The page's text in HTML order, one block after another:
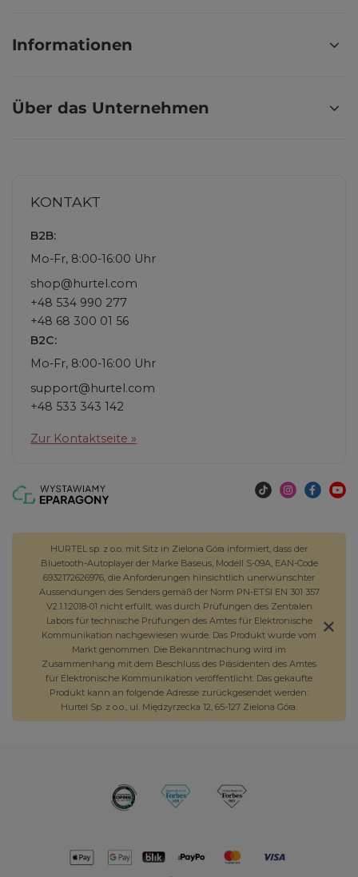
Informationen
Über das Unternehmen
KONTAKT
B2B:
Mo-Fr, 8:00-16:00 Uhr
shop@hurtel.com
+48 534 990 277
+48 68 300 01 56
B2C:
Mo-Fr, 8:00-16:00 Uhr
support@hurtel.com
+48 533 343 142
Zur Kontaktseite »
HURTEL sp. z o.o. mit Sitz in Zielona Góra informiert, dass der
Bluetooth-Autoplayer der Marke Baseus, Modell S-09A, EAN-Code
6932172626976, die Anforderungen hinsichtlich unerwünschter
Aussendungen des Senders gemäß der Norm PN-ETSI EN 301 357
V2.1.1:2018-01 nicht erfüllt, was durch Prüfungen des Zentralen
Labors für technische Prüfungen des Amtes für Elektronische
Kommunikation nachgewiesen wurde. Das Produkt wurde vom
Markt genommen. Die Bekanntmachung wird im
Zusammenhang mit dem Beschluss des Präsidenten des Amtes
für Elektronische Kommunikation veröffentlicht. Das gekaufte
Produkt kann an folgende Adresse zurückgesendet werden:
Hurtel Sp. z o.o., ul. Międzyrzecka 12, 65-127 Zielona Góra.